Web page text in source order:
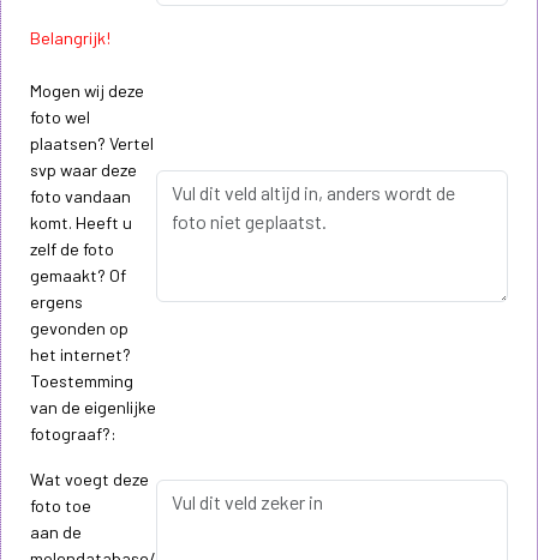
Belangrijk!
Mogen wij deze
foto wel
plaatsen? Vertel
svp waar deze
foto vandaan
komt. Heeft u
zelf de foto
gemaakt? Of
ergens
gevonden op
het internet?
Toestemming
van de eigenlijke
fotograaf?:
Wat voegt deze
foto toe
aan de